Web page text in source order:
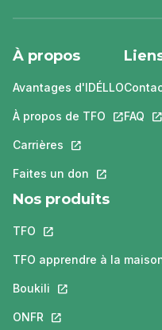
À propos
Avantages d'IDÉLLO
À propos de TFO Ce lien
Carrières Ce lien s'ouvrira
Faites un don Ce lien
FAQ
Nos produits
TFO Ce lien s'ouvrira dans
TFO apprendre à la
Boukili Ce lien s'ouvrira
ONFR Ce lien s'ouvrira